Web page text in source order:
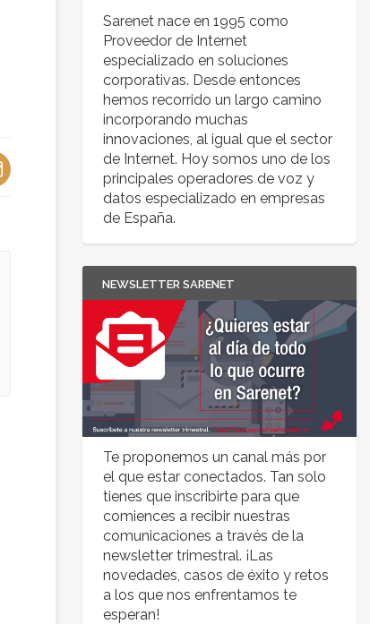
Sarenet nace en 1995 como
Proveedor de Internet
especializado en soluciones
corporativas. Desde entonces
hemos recorrido un largo camino
incorporando muchas
innovaciones, al igual que el sector
de Internet. Hoy somos uno de los
principales operadores de voz y
datos especializado en empresas
de España.
NEWSLETTER SARENET
Te proponemos un canal más por
el que estar conectados. Tan solo
tienes que inscribirte para que
comiences a recibir nuestras
comunicaciones a través de la
newsletter trimestral. ¡Las
novedades, casos de éxito y retos
a los que nos enfrentamos te
esperan!